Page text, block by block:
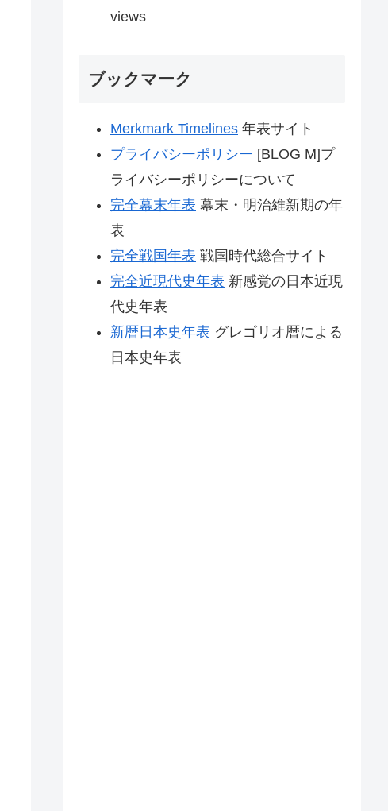
views
ブックマーク
Merkmark Timelines 年表サイト
プライバシーポリシー [BLOG M]プ
ライバシーポリシーについて
完全幕末年表 幕末・明治維新期の年
表
完全戦国年表 戦国時代総合サイト
完全近現代史年表 新感覚の日本近現
代史年表
新暦日本史年表 グレゴリオ暦による
日本史年表